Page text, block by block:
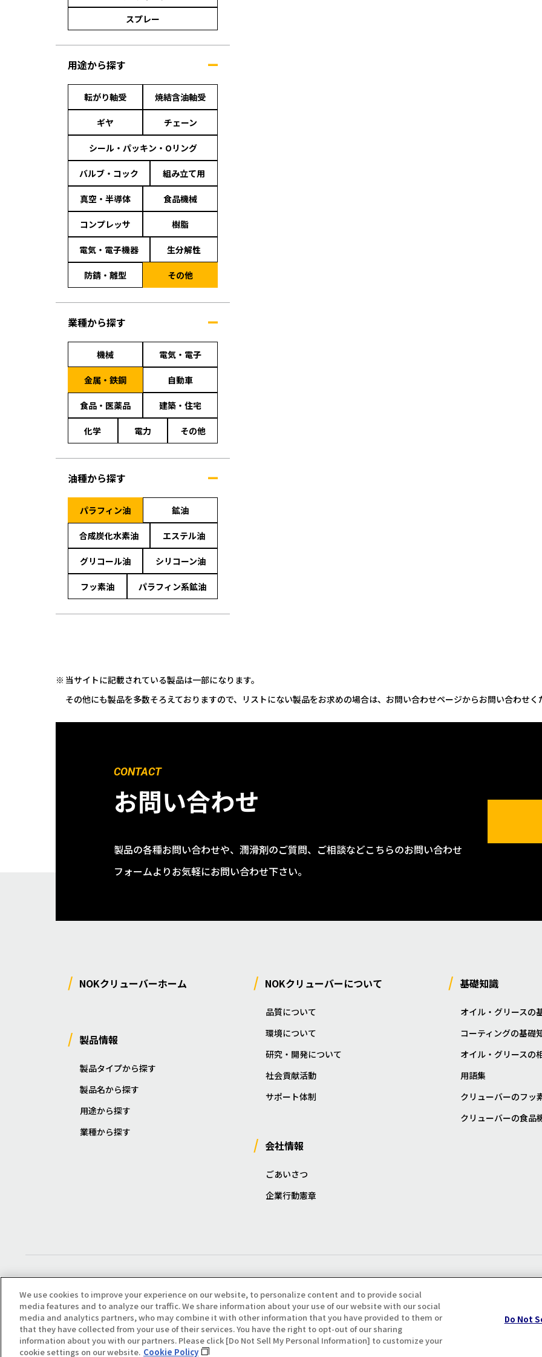
スプレー
用途から探す
転がり軸受 焼結含油軸受
ギヤ チェーン
シール・パッキン・Oリング
バルブ・コック 組み立て用
真空・半導体 食品機械
コンプレッサ 樹脂
電気・電子機器 生分解性
防錆・離型 その他
業種から探す
機械 電気・電子
金属・鉄鋼 自動車
食品・医薬品 建築・住宅
化学 電力 その他
油種から探す
パラフィン油 鉱油
合成炭化水素油 エステル油
グリコール油 シリコーン油
フッ素油 パラフィン系鉱油
当サイトに記載されている製品は一部になります。
その他にも製品を多数そろえておりますので、リストにない製品をお求めの場合は、お問い合わせページからお問い合わせく
CONTACT
お問い合わせ
製品の各種お問い合わせや、潤滑剤のご質問、ご相談などこちらのお問い合わせ
フォームよりお気軽にお問い合わせ下さい。
NOKクリューバーホーム
製品情報
製品タイプから探す
製品名から探す
用途から探す
業種から探す
NOKクリューバーについて
品質について
環境について
研究・開発について
社会貢献活動
サポート体制
会社情報
ごあいさつ
企業行動憲章
基礎知識
オイル・グリースの
コーティングの基礎
オイル・グリースの
用語集
クリューバーのフッ
クリューバーの食品
プライバシー・クッキーポリシ
Copyright(C) All Right Reserved. Producted by NOK KLÜBER CO., LTD.
We use cookies to improve your experience on our website, to personalize content and to provide social
media features and to analyze our traffic. We share information about your use of our website with our social
media and analytics partners, who may combine it with other information that you have provided to them or
that they have collected from your use of their services. You have the right to opt-out of our sharing
information about you with our partners. Please click [Do Not Sell My Personal Information] to customize your
cookie settings on our website. Cookie Policy
Do Not